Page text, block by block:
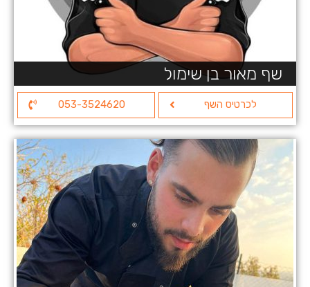
שף מאור בן שימול
לכרטיס השף 053-3524620